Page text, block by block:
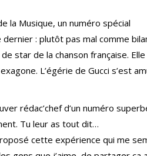
la Musique, un numéro spécial
: plutôt pas mal comme
star de la chanson française.
L’égérie de Gucci s’est
rédac’chef d’un numéro
Tu leur as tout dit…
cette expérience qui me